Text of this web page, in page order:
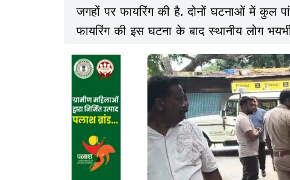
जगहों पर फायरिंग की है. दोनों घटनाओं में कुल
फायरिंग की इस घटना के बाद स्थानीय लोग